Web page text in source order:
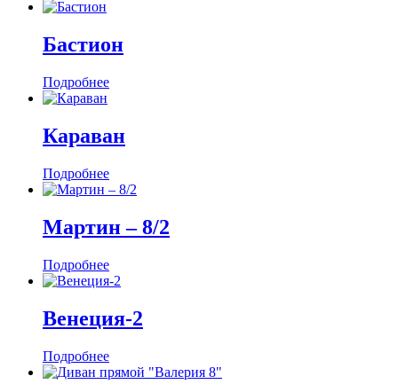
Бастион
Подробнее
Караван
Подробнее
Мартин ‒ 8/2
Подробнее
Венеция-2
Подробнее